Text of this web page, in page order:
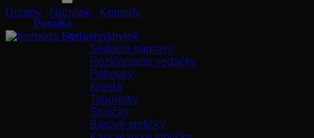
Ponuka
Sedací nábytok
Sedacie súpravy
Rozkladacie sedačky
Pohovky
Kreslá
Taburetky
Stoličky
Barové stoličky
Domov Nábytok Komody